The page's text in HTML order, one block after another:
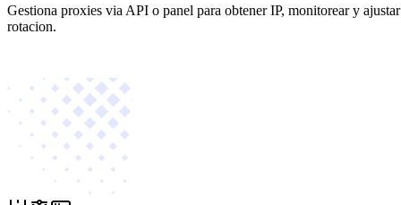
Gestiona proxies via API o panel para obtener IP, monitorear y ajustar
rotacion.